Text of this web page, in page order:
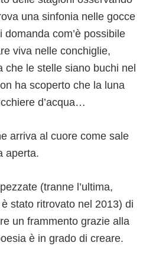
una sinfonia nelle gocce
com’è possibile
viva nelle conchiglie,
che le stelle siano buchi nel
ha scoperto che la luna
d’acqua…
arriva al cuore come sale
aperta.
(tranne l’ultima,
stato ritrovato nel 2013) di
un frammento grazie alla
è in grado di creare.